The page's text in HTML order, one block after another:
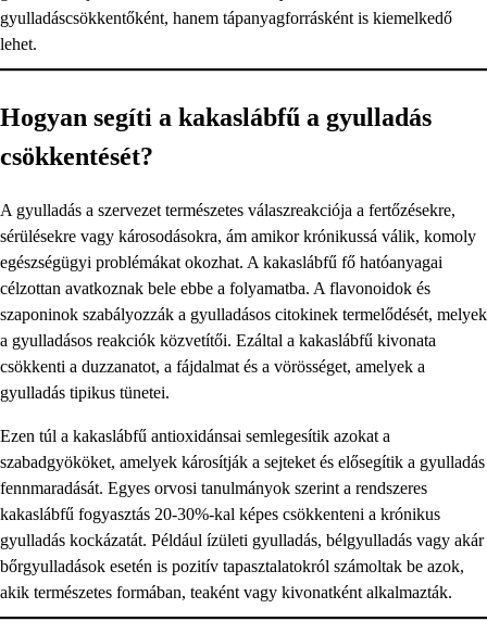
gyulladáscsökkentőként, hanem tápanyagforrásként is kiemelkedő
lehet.
Hogyan segíti a kakaslábfű a gyulladás
csökkentését?
A gyulladás a szervezet természetes válaszreakciója a fertőzésekre,
sérülésekre vagy károsodásokra, ám amikor krónikussá válik, komoly
egészségügyi problémákat okozhat. A kakaslábfű fő hatóanyagai
célzottan avatkoznak bele ebbe a folyamatba. A flavonoidok és
szaponinok szabályozzák a gyulladásos citokinek termelődését, melyek
a gyulladásos reakciók közvetítői. Ezáltal a kakaslábfű kivonata
csökkenti a duzzanatot, a fájdalmat és a vörösséget, amelyek a
gyulladás tipikus tünetei.
Ezen túl a kakaslábfű antioxidánsai semlegesítik azokat a
szabadgyököket, amelyek károsítják a sejteket és elősegítik a gyulladás
fennmaradását. Egyes orvosi tanulmányok szerint a rendszeres
kakaslábfű fogyasztás 20-30%-kal képes csökkenteni a krónikus
gyulladás kockázatát. Például ízületi gyulladás, bélgyulladás vagy akár
bőrgyulladások esetén is pozitív tapasztalatokról számoltak be azok,
akik természetes formában, teaként vagy kivonatként alkalmazták.